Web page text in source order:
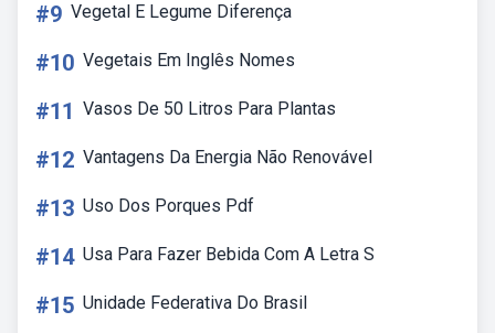
#9 Vegetal E Legume Diferença
#10 Vegetais Em Inglês Nomes
#11 Vasos De 50 Litros Para Plantas
#12 Vantagens Da Energia Não Renovável
#13 Uso Dos Porques Pdf
#14 Usa Para Fazer Bebida Com A Letra S
#15 Unidade Federativa Do Brasil